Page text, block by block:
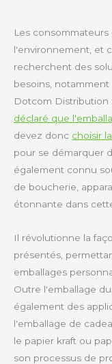
Les
l'environnement, et
recherchent des
besoins,
Dotcom Distribution
déclaré que
devez donc choisir
pour se démarquer
également connu
de boucherie,
étonnante dans
Il révolutionne la
présentés,
emballages
Outre l'emballage
également des
l'emballage de
le papier kraft ou
son processus de